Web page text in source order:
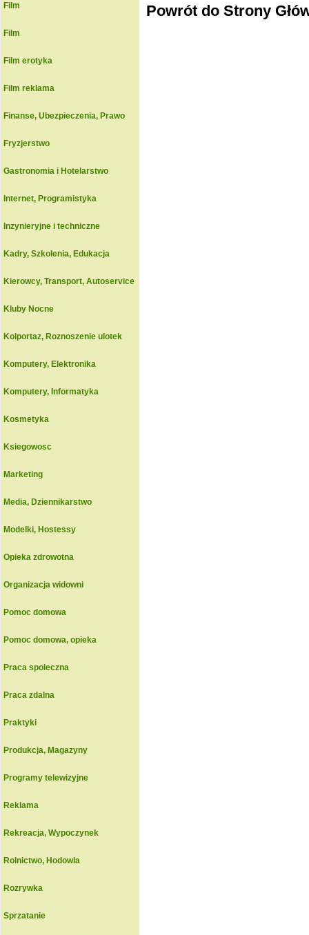
Film
Film
Film erotyka
Film reklama
Finanse, Ubezpieczenia, Prawo
Fryzjerstwo
Gastronomia i Hotelarstwo
Internet, Programistyka
Inzynieryjne i techniczne
Kadry, Szkolenia, Edukacja
Kierowcy, Transport, Autoservice
Kluby Nocne
Kolportaz, Roznoszenie ulotek
Komputery, Elektronika
Komputery, Informatyka
Kosmetyka
Ksiegowosc
Marketing
Media, Dziennikarstwo
Modelki, Hostessy
Opieka zdrowotna
Organizacja widowni
Pomoc domowa
Pomoc domowa, opieka
Praca spoleczna
Praca zdalna
Praktyki
Produkcja, Magazyny
Programy telewizyjne
Reklama
Rekreacja, Wypoczynek
Rolnictwo, Hodowla
Rozrywka
Sprzatanie
Powrót do Strony